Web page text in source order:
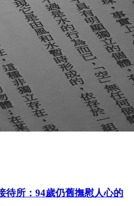
待所：94歲仍舊撫慰人心的